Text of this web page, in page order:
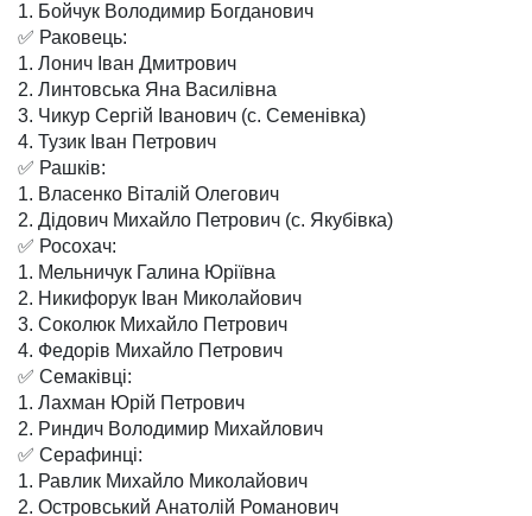
1. Бойчук Володимир Богданович
✅ Раковець:
1. Лонич Іван Дмитрович
2. Линтовська Яна Василівна
3. Чикур Сергій Іванович (с. Семенівка)
4. Тузик Іван Петрович
✅ Рашків:
1. Власенко Віталій Олегович
2. Дідович Михайло Петрович (с. Якубівка)
✅ Росохач:
1. Мельничук Галина Юріївна
2. Никифорук Іван Миколайович
3. Соколюк Михайло Петрович
4. Федорів Михайло Петрович
✅ Семаківці:
1. Лахман Юрій Петрович
2. Риндич Володимир Михайлович
✅ Серафинці:
1. Равлик Михайло Миколайович
2. Островський Анатолій Романович